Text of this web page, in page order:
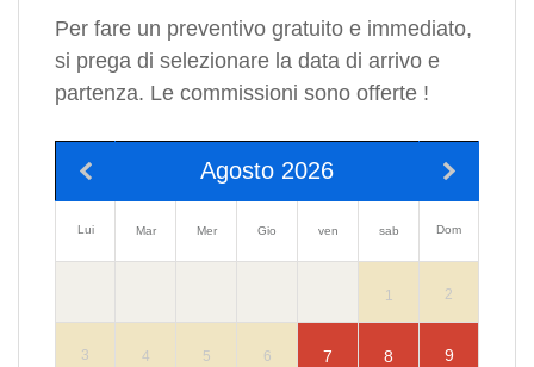
Per fare un preventivo gratuito e immediato,
si prega di selezionare la data di arrivo e
partenza. Le commissioni sono offerte !
Agosto 2026
Lui Mar Mer Gio ven sab Dom
1 2
3 4 5 6 7 8 9